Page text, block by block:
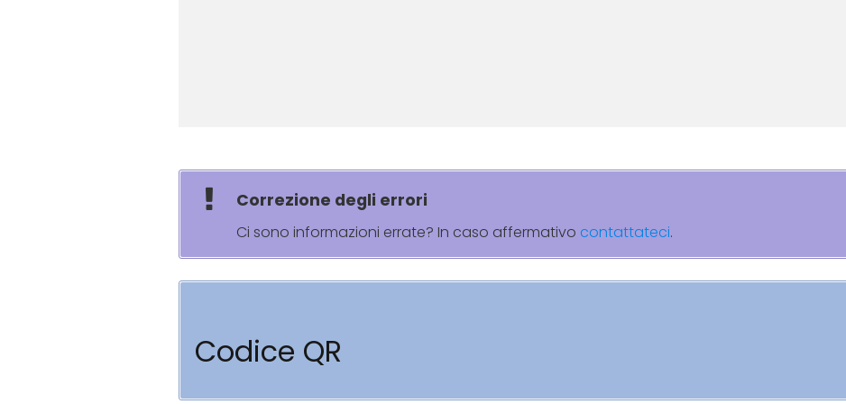
Correzione degli errori
Ci sono informazioni errate? In caso affermativo contattateci.
Codice QR